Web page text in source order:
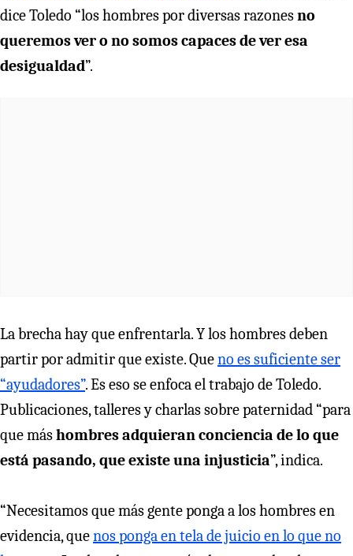
dice Toledo “los hombres por diversas razonesno
queremos ver o no somos capaces de ver esa
desigualdad”.
La brecha hay que enfrentarla. Y los hombres deben
partir por admitir que existe. Queno es suficiente ser
“ayudadores”. Es eso se enfoca el trabajo de Toledo.
Publicaciones, talleres y charlas sobre paternidad “para
que máshombres adquieran conciencia de lo que
está pasando, que existe una injusticia”, indica.
“Necesitamos que más gente ponga a los hombres en
evidencia, quenos ponga en tela de juicio en lo que no